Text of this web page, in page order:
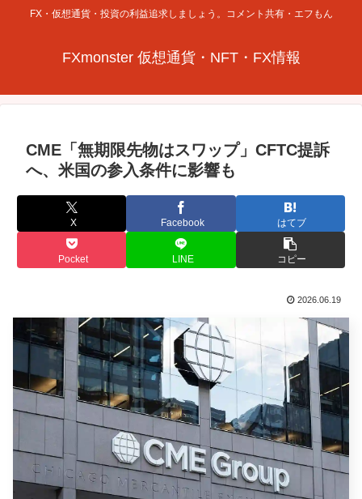
FX・仮想通貨・投資の利益追求しましょう。コメント共有・エフもん
FXmonster 仮想通貨・NFT・FX情報
CME「無期限先物はスワップ」CFTC提訴
へ、米国の参入条件に影響も
X Facebook はてブ
Pocket LINE コピー
2026.06.19